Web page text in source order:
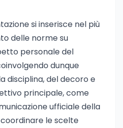
si inserisce nel più
delle norme su
personale del
dunque
disciplina, del decoro e
principale, come
ufficiale della
le scelte